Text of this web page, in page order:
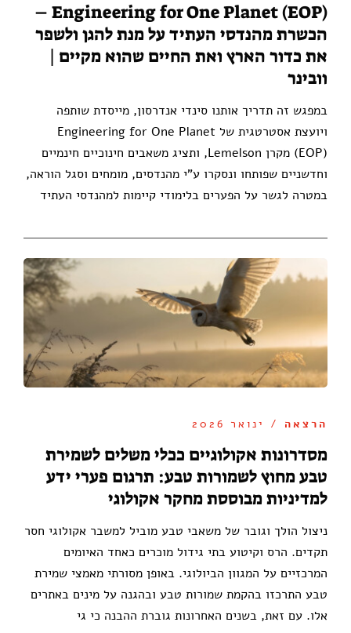
Engineering for One Planet (EOP) –
הכשרת מהנדסי העתיד על מנת להגן ולשפר
את כדור הארץ ואת החיים שהוא מקיים |
וובינר
במפגש זה תדריך אותנו סינדי אנדרסון, מייסדת שותפה
ויועצת אסטרטגית של Engineering for One Planet
(EOP) מקרן Lemelson, ותציג משאבים חינוכיים חינמיים
וחדשניים שפותחו ונסקרו ע"י מהנדסים, מומחים וסגל הוראה,
במטרה לגשר על הפערים בלימודי קיימות למהנדסי העתיד
הרצאה / ינואר 2026
מסדרונות אקולוגיים ככלי משלים לשמירת
טבע מחוץ לשמורות טבע: תרגום פערי ידע
למדיניות מבוססת מחקר אקולוגי
ניצול הולך וגובר של משאבי טבע מוביל למשבר אקולוגי חסר
תקדים. הרס וקיטוע בתי גידול מוכרים כאחד האיומים
המרכזיים על המגוון הביולוגי. באופן מסורתי מאמצי שמירת
טבע התרכזו בהקמת שמורות טבע ובהגנה על מינים באתרים
אלו. עם זאת, בשנים האחרונות גוברת ההבנה כי גי